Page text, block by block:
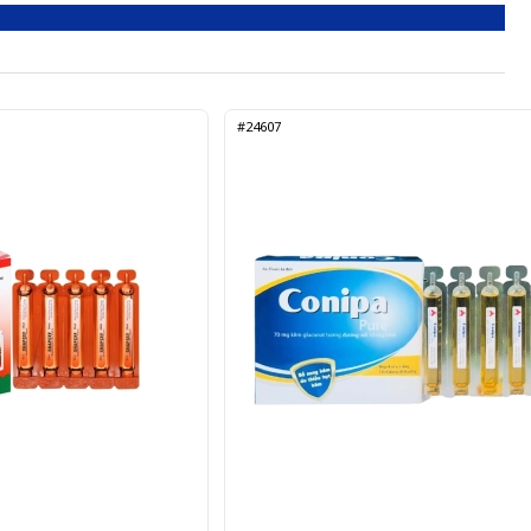
#24607